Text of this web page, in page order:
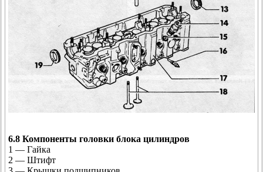
6.8 Компоненты головки блока цилиндров
1 — Гайка
2 — Штифт